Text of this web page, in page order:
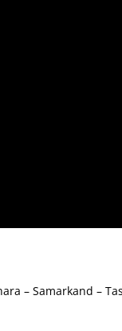
– Samarkand –